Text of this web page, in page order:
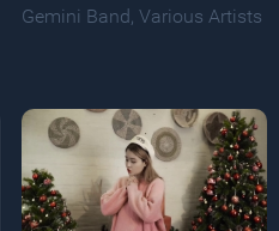
Gemini Band, Various Artists